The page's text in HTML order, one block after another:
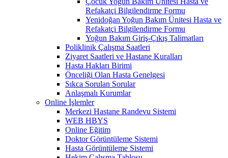
Refakatçi Bilgilendirme Formu
Yenidoğan Yoğun Bakım Ünitesi Hasta ve
Refakatçi Bilgilendirme Formu
Yoğun Bakım Giriş-Çıkış Talimatları
Poliklinik Çalışma Saatleri
Ziyaret Saatleri ve Hastane Kuralları
Hasta Hakları Birimi
Önceliği Olan Hasta Genelgesi
Sıkca Sorulan Sorular
Anlaşmalı Kurumlar
Online İşlemler
Merkezi Hastane Randevu Sistemi
WEB HBYS
Online Eğitim
Doktor Görüntüleme Sistemi
Hasta Görüntüleme Sistemi